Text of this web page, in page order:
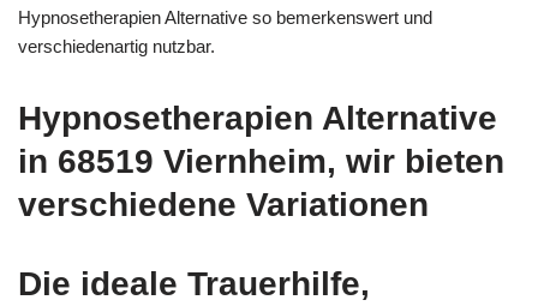
Hypnosetherapien Alternative so bemerkenswert und
verschiedenartig nutzbar.
Hypnosetherapien Alternative
in 68519 Viernheim, wir bieten
verschiedene Variationen
Die ideale Trauerhilfe,